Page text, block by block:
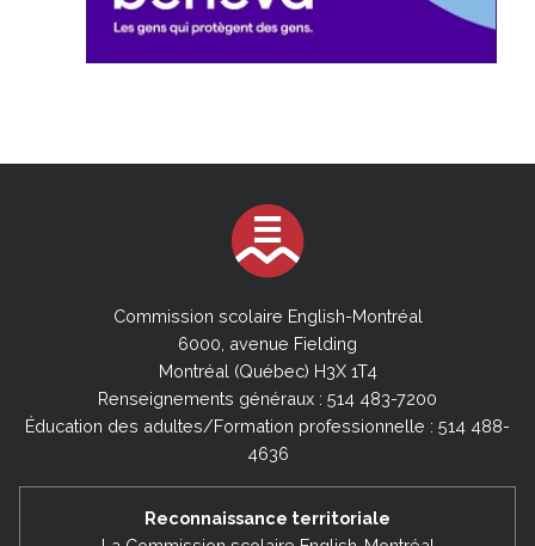
Commission scolaire English-Montréal
6000, avenue Fielding
Montréal (Québec) H3X 1T4
Renseignements généraux : 514 483-7200
Éducation des adultes/Formation professionnelle : 514 488-
4636
Reconnaissance territoriale